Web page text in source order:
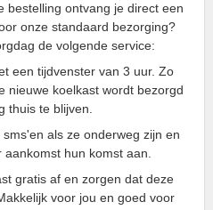
bestelling ontvang je direct een
onze standaard bezorging?
de volgende service:
een tijdvenster van 3 uur. Zo
nieuwe koelkast wordt bezorgd
thuis te blijven.
als ze onderweg zijn en
hun komst aan.
gratis af en zorgen dat deze
voor jou en goed voor